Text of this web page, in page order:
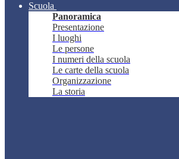
Scuola
Panoramica
Presentazione
I luoghi
Le persone
I numeri della scuola
Le carte della scuola
Organizzazione
La storia